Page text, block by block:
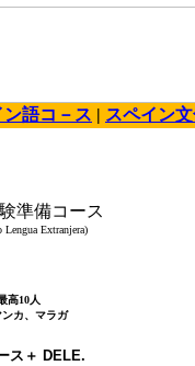
ン語コ－ス | スペイン
準備コース
Extranjera)
高10人
カ、マラガ
ス＋ DELE.